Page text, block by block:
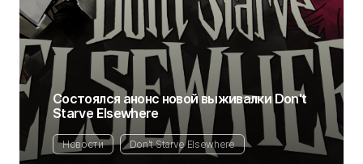
Состоялся анонс новой выживалки Don't
Starve Elsewhere
Новости Don't Starve Elsewhere